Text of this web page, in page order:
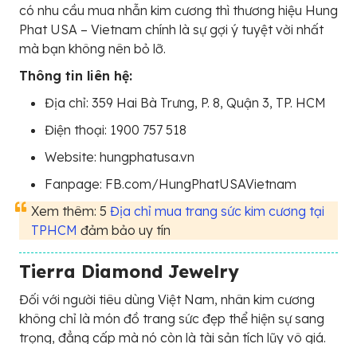
có nhu cầu mua nhẫn kim cương thì thương hiệu Hung
Phat USA – Vietnam chính là sự gợi ý tuyệt vời nhất
mà bạn không nên bỏ lỡ.
Thông tin liên hệ:
Địa chỉ: 359 Hai Bà Trưng, P. 8, Quận 3, TP. HCM
Điện thoại: 1900 757 518
Website: hungphatusa.vn
Fanpage: FB.com/HungPhatUSAVietnam
Xem thêm: 5 Địa chỉ mua trang sức kim cương tại
TPHCM đảm bảo uy tín
Tierra Diamond Jewelry
Đối với người tiêu dùng Việt Nam, nhân kim cương
không chỉ là món đồ trang sức đẹp thể hiện sự sang
trọng, đẳng cấp mà nó còn là tài sản tích lũy vô giá.